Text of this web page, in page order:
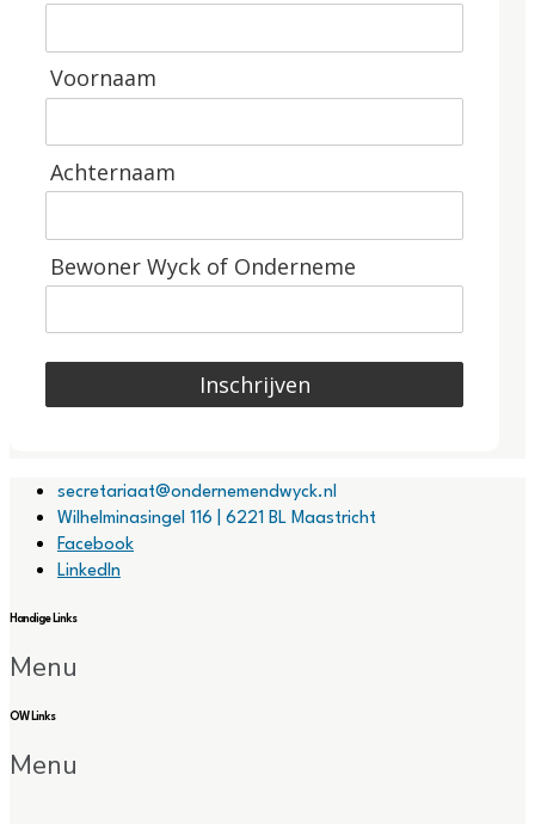
Voornaam
Achternaam
Bewoner Wyck of Onderneme
Inschrijven
secretariaat@ondernemendwyck.nl
Wilhelminasingel 116 | 6221 BL Maastricht
Facebook
LinkedIn
Handige Links
Menu
OW Links
Menu